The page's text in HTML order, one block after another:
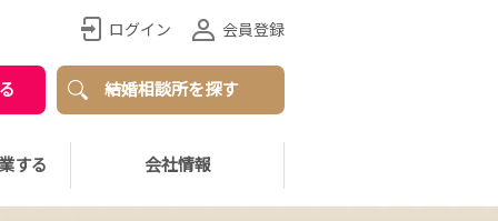
ログイン 会員登録
結婚相談所を探す
する 会社情報